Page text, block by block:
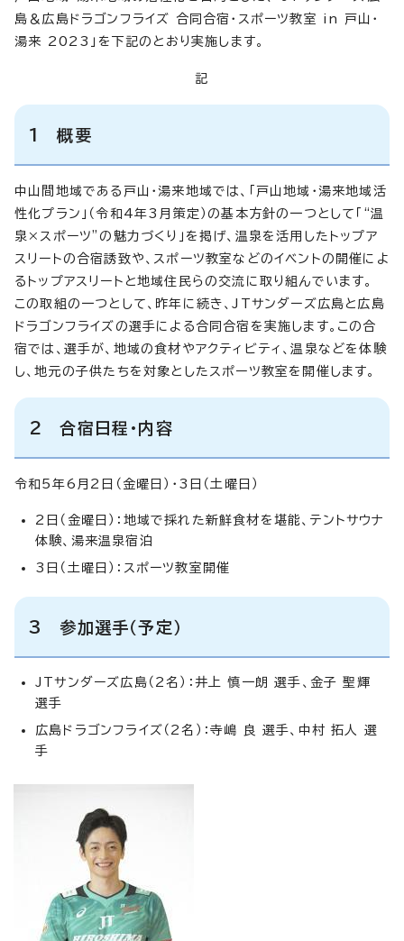
島＆広島ドラゴンフライズ 合同合宿・スポーツ教室 in 戸山・
湯来 2023」を下記のとおり実施します。
記
1 概要
中山間地域である戸山・湯来地域では、「戸山地域・湯来地域活
性化プラン」（令和4年3月策定）の基本方針の一つとして「“温
泉×スポーツ”の魅力づくり」を掲げ、温泉を活用したトップア
スリートの合宿誘致や、スポーツ教室などのイベントの開催によ
るトップアスリートと地域住民らの交流に取り組んでいます。
この取組の一つとして、昨年に続き、JTサンダーズ広島と広島
ドラゴンフライズの選手による合同合宿を実施します。この合
宿では、選手が、地域の食材やアクティビティ、温泉などを体験
し、地元の子供たちを対象としたスポーツ教室を開催します。
2 合宿日程・内容
令和5年6月2日（金曜日）・3日（土曜日）
2日（金曜日）：地域で採れた新鮮食材を堪能、テントサウナ
体験、湯来温泉宿泊
3日（土曜日）：スポーツ教室開催
3 参加選手（予定）
JTサンダーズ広島（2名）：井上 慎一朗 選手、金子 聖輝
選手
広島ドラゴンフライズ（2名）：寺嶋 良 選手、中村 拓人 選
手